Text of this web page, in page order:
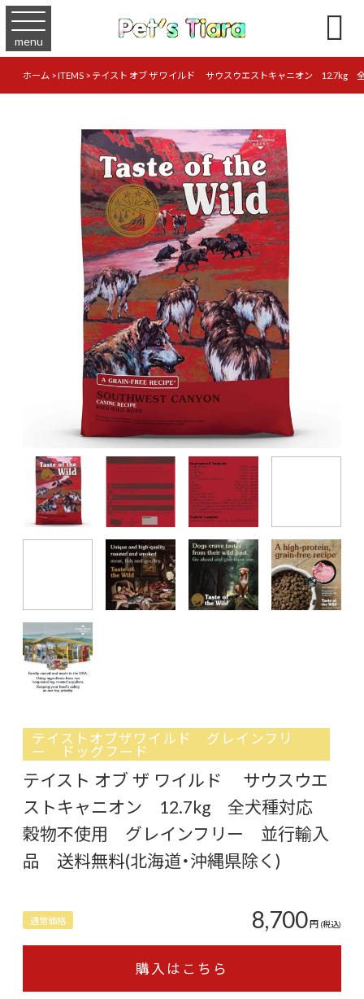
menu 
ホーム>ITEMS>テイスト オブ ザ ワイルド サウスウエストキャニオン 12.7kg
テイストオブザワイルド グレインフリ
ー ドッグフード
テイスト オブ ザ ワイルド サウスウエ
ストキャニオン 12.7kg 全犬種対応
穀物不使用 グレインフリー 並行輸入
品 送料無料(北海道・沖縄県除く)
通常価格 8,700円 (税込)
購入はこちら